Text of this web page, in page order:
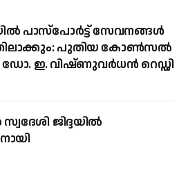
പാസ്‌പോർട്ട് സേവനങ്ങൾ
പുതിയ കോൺസൽ
ഇ. വിഷ്ണുവർധൻ റെഡ്ഡി
ജിദ്ദയിൽ